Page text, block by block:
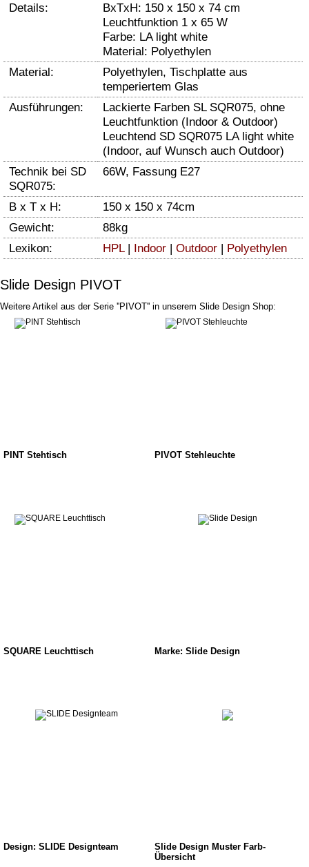
Details:
BxTxH: 150 x 150 x 74 cm
Leuchtfunktion 1 x 65 W
Farbe: LA light white
Material: Polyethylen
Material:
Polyethylen, Tischplatte aus
temperiertem Glas
Ausführungen:
Lackierte Farben SL SQR075, ohne
Leuchtfunktion (Indoor & Outdoor)
Leuchtend SD SQR075 LA light white
(Indoor, auf Wunsch auch Outdoor)
Technik bei SD
SQR075:
66W, Fassung E27
B x T x H:
150 x 150 x 74cm
Gewicht:
88kg
Lexikon:
HPL| Indoor | Outdoor | Polyethylen
Slide Design PIVOT
Weitere Artikel aus der Serie ''PIVOT'' in unserem Slide Design Shop:
PINT Stehtisch PIVOT Stehleuchte
SQUARE Leuchttisch Marke: Slide Design
Design: SLIDE Designteam
Slide Design Muster Farb-
Übersicht